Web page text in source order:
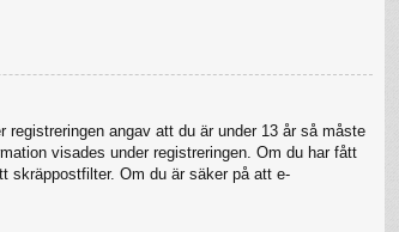
angav att du är under 13 år så måste
visades under registreringen. Om du har fått
skräppostfilter. Om du är säker på att e-